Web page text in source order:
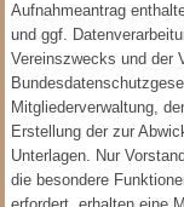
Aufnahmeantrag
und ggf.
Vereinszwecks und der
Mitgliederverwaltung,
Erstellung der zur
Unterlagen. Nur
die besondere